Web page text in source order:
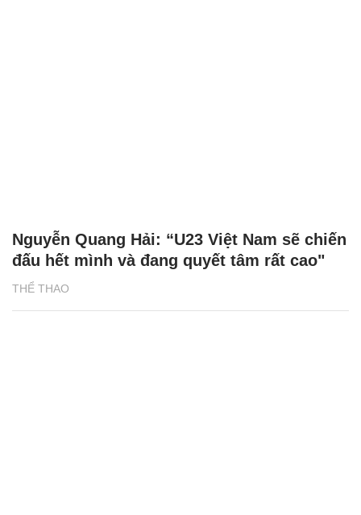
THỂ THAO
Nguyễn Quang Hải: “U23 Việt Nam sẽ chiến
đấu hết mình và đang quyết tâm rất cao"